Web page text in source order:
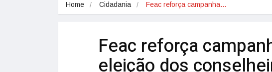
Home Cidadania Feac reforça campanha…
Feac reforça
eleição dos